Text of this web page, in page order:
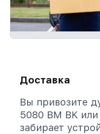
Доставка
Вы привозите
5080 BM BK
забирает